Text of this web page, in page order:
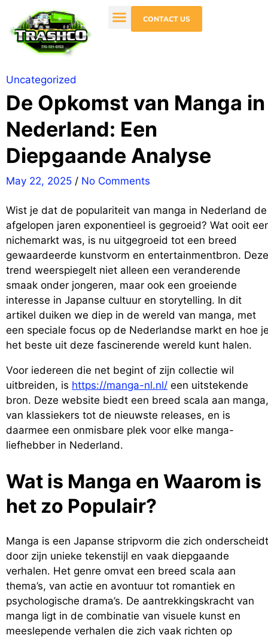
CONTACT US
Uncategorized
De Opkomst van Manga in
Nederland: Een
Diepgaande Analyse
May 22, 2025 / No Comments
Wist je dat de populariteit van manga in Nederland de
afgelopen jaren exponentieel is gegroeid? Wat ooit
nichemarkt was, is nu uitgegroeid tot een breed
gewaardeerde kunstvorm en entertainmentbron. Deze
trend weerspiegelt niet alleen een veranderende
smaak onder jongeren, maar ook een groeiende
interesse in Japanse cultuur en storytelling. In dit
artikel duiken we diep in de wereld van manga, met
een speciale focus op de Nederlandse markt en hoe
het beste uit deze fascinerende wereld kunt halen.
Voor iedereen die net begint of zijn collectie wil
uitbreiden, is https://manga-nl.nl/ een uitstekende
bron. Deze website biedt een breed scala aan manga,
van klassiekers tot de nieuwste releases, en is
daarmee een onmisbare plek voor elke manga-
liefhebber in Nederland.
Wat is Manga en Waarom is
het zo Populair?
Manga is een Japanse stripvorm die zich onderscheidt
door zijn unieke tekenstijl en vaak diepgaande
verhalen. Het genre omvat een breed scala aan
thema’s, van actie en avontuur tot romantiek en
psychologische drama’s. De aantrekkingskracht van
manga ligt in de combinatie van visuele kunst en
meeslepende verhalen die zich vaak richten op